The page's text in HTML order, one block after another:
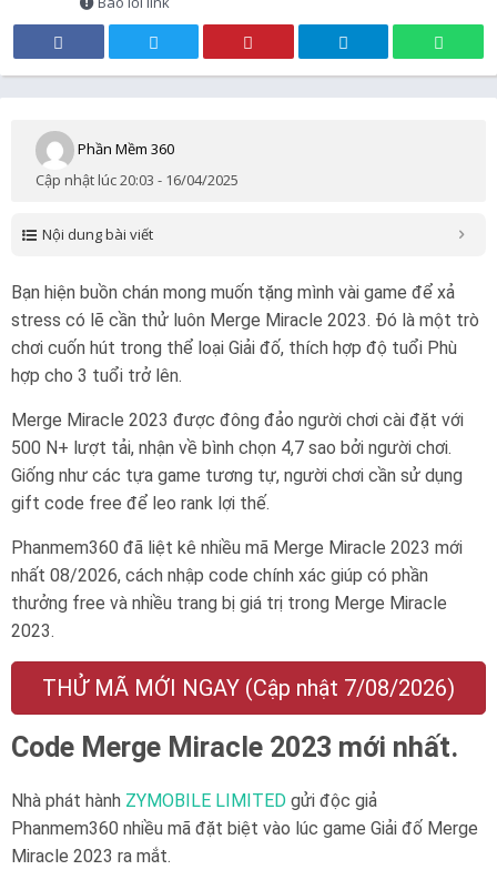
Phần Mềm 360
Cập nhật lúc 20:03 - 16/04/2025
Nội dung bài viết
Bạn hiện buồn chán mong muốn tặng mình vài game để xả
stress có lẽ cần thử luôn Merge Miracle 2023. Đó là một trò
chơi cuốn hút trong thể loại Giải đố, thích hợp độ tuổi Phù
hợp cho 3 tuổi trở lên.
Merge Miracle 2023 được đông đảo người chơi cài đặt với
500 N+ lượt tải, nhận về bình chọn 4,7 sao bởi người chơi.
Giống như các tựa game tương tự, người chơi cần sử dụng
gift code free để leo rank lợi thế.
Phanmem360 đã liệt kê nhiều mã Merge Miracle 2023 mới
nhất 08/2026, cách nhập code chính xác giúp có phần
thưởng free và nhiều trang bị giá trị trong Merge Miracle
2023.
THỬ MÃ MỚI NGAY (Cập nhật 7/08/2026)
Code Merge Miracle 2023 mới nhất.
Nhà phát hành ZYMOBILE LIMITED gửi độc giả
Phanmem360 nhiều mã đặt biệt vào lúc game Giải đố Merge
Miracle 2023 ra mắt.